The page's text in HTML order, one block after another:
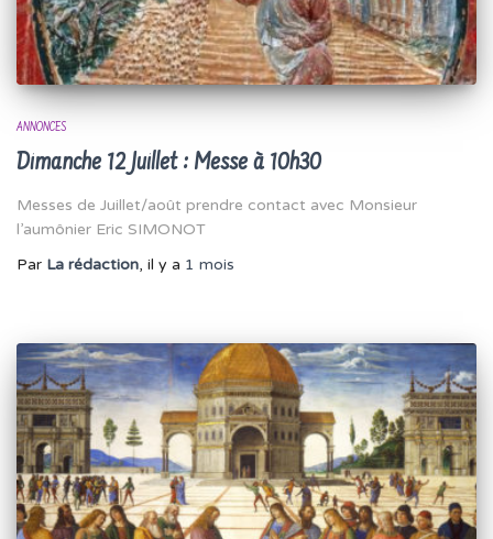
ANNONCES
Dimanche 12 Juillet : Messe à 10h30
Messes de Juillet/août prendre contact avec Monsieur
l’aumônier Eric SIMONOT
Par La rédaction, il y a 1 mois